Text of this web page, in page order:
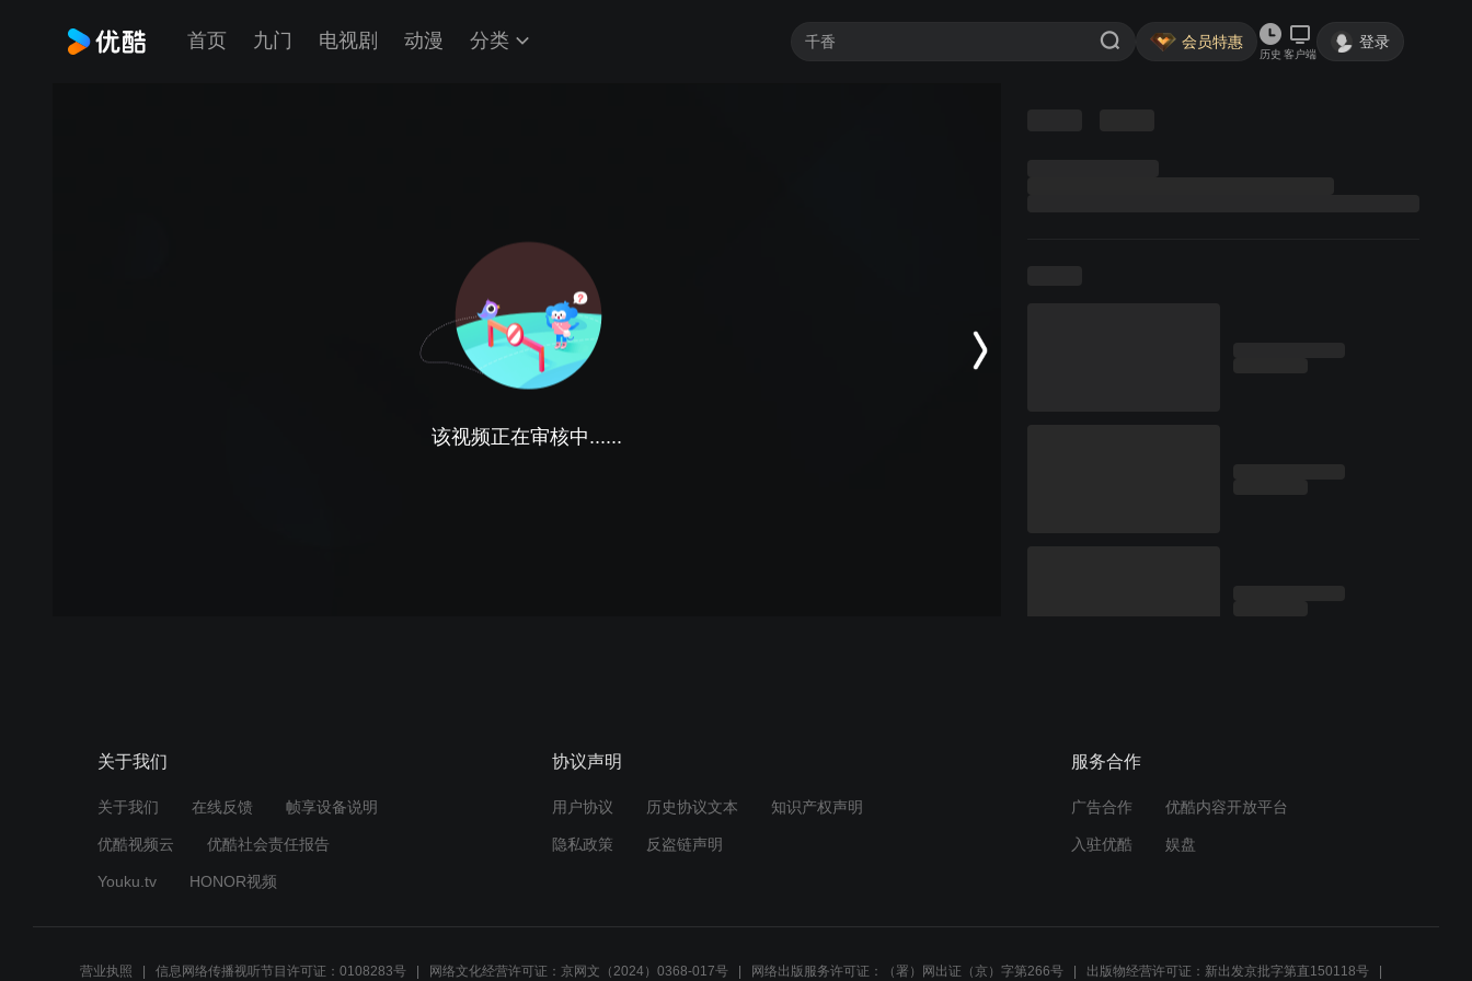
首页 九门 电视剧 动漫 分类 会员特惠
历史 客户端
登录
该视频正在审核中......
关于我们
关于我们 在线反馈 帧享设备说明
优酷视频云 优酷社会责任报告
Youku.tv HONOR视频
协议声明
用户协议 历史协议文本 知识产权声明
隐私政策 反盗链声明
服务合作
广告合作 优酷内容开放平台
入驻优酷 娱盘
营业执照 信息网络传播视听节目许可证：0108283号 网络文化经营许可证：京网文（2024）0368-017号 网络出版服务许可证：（署）网出证（京）字第266号 出版物经营许可证：新出发京批字第直150118号